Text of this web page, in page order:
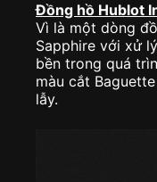
Đồng hồ Hublot
Vì là một dòng
Sapphire với xử
bền trong quá
màu cắt
lẫy.